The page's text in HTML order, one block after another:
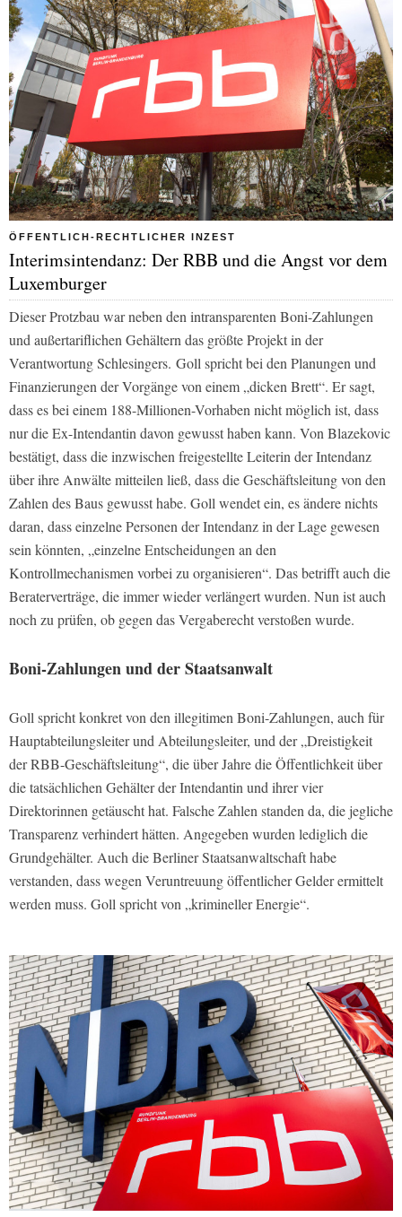
ÖFFENTLICH-RECHTLICHER INZEST
Interimsintendanz: Der RBB und die Angst vor dem
Luxemburger
Dieser Protzbau war neben den intransparenten Boni-Zahlungen
und außertariflichen Gehältern das größte Projekt in der
Verantwortung Schlesingers. Goll spricht bei den Planungen und
Finanzierungen der Vorgänge von einem „dicken Brett“. Er sagt,
dass es bei einem 188-Millionen-Vorhaben nicht möglich ist, dass
nur die Ex-Intendantin davon gewusst haben kann. Von Blazekovic
bestätigt, dass die inzwischen freigestellte Leiterin der Intendanz
über ihre Anwälte mitteilen ließ, dass die Geschäftsleitung von den
Zahlen des Baus gewusst habe. Goll wendet ein, es ändere nichts
daran, dass einzelne Personen der Intendanz in der Lage gewesen
sein könnten, „einzelne Entscheidungen an den
Kontrollmechanismen vorbei zu organisieren“. Das betrifft auch die
Beraterverträge, die immer wieder verlängert wurden. Nun ist auch
noch zu prüfen, ob gegen das Vergaberecht verstoßen wurde.
Boni-Zahlungen und der Staatsanwalt
Goll spricht konkret von den illegitimen Boni-Zahlungen, auch für
Hauptabteilungsleiter und Abteilungsleiter, und der „Dreistigkeit
der RBB-Geschäftsleitung“, die über Jahre die Öffentlichkeit über
die tatsächlichen Gehälter der Intendantin und ihrer vier
Direktorinnen getäuscht hat. Falsche Zahlen standen da, die jegliche
Transparenz verhindert hätten. Angegeben wurden lediglich die
Grundgehälter. Auch die Berliner Staatsanwaltschaft habe
verstanden, dass wegen Veruntreuung öffentlicher Gelder ermittelt
werden muss. Goll spricht von „krimineller Energie“.